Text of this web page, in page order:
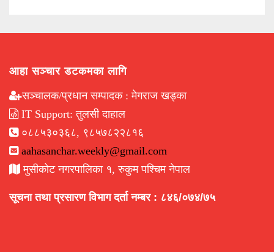
आहा सञ्चार डटकमका लागि
सञ्चालक/प्रधान सम्पादक : मेगराज खड्का
IT Support: तुलसी दाहाल
०८८५३०३६८, ९८५७८२२८१६
aahasanchar.weekly@gmail.com
मुसीकोट नगरपालिका १, रुकुम पश्चिम नेपाल
सूचना तथा प्रसारण विभाग दर्ता नम्बर : ८४६/०७४/७५